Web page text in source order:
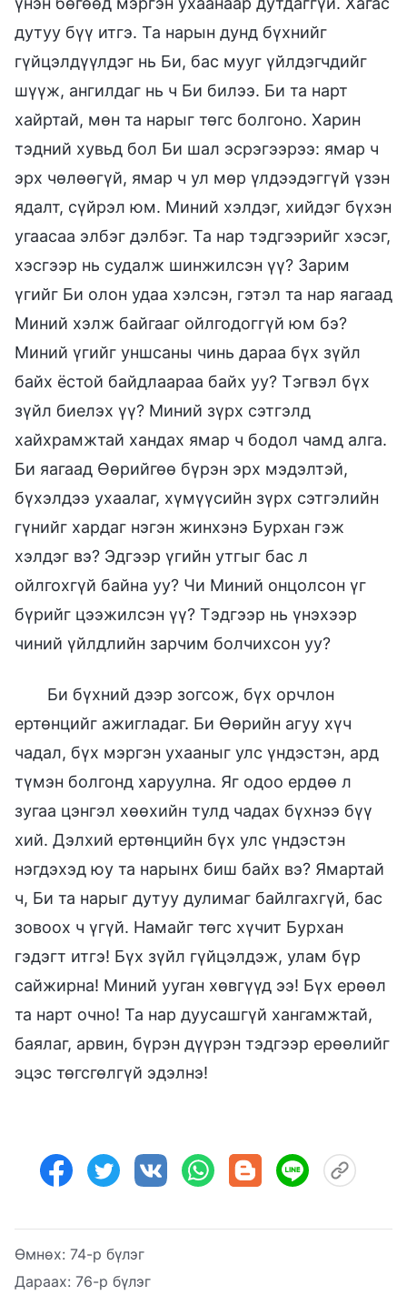
дутуу бүү итгэ. Та нарын дунд бүхнийг
гүйцэлдүүлдэг нь Би, бас мууг үйлдэгчдийг
шүүж, ангилдаг нь ч Би билээ. Би та нарт
хайртай, мөн та нарыг төгс болгоно. Харин
тэдний хувьд бол Би шал эсрэгээрээ: ямар ч
эрх чөлөөгүй, ямар ч ул мөр үлдээдэггүй үзэн
ядалт, сүйрэл юм. Миний хэлдэг, хийдэг бүхэн
угаасаа элбэг дэлбэг. Та нар тэдгээрийг хэсэг,
хэсгээр нь судалж шинжилсэн үү? Зарим
үгийг Би олон удаа хэлсэн, гэтэл та нар яагаад
Миний хэлж байгааг ойлгодоггүй юм бэ?
Миний үгийг уншсаны чинь дараа бүх зүйл
байх ёстой байдлаараа байх уу? Тэгвэл бүх
зүйл биелэх үү? Миний зүрх сэтгэлд
хайхрамжтай хандах ямар ч бодол чамд алга.
Би яагаад Өөрийгөө бүрэн эрх мэдэлтэй,
бүхэлдээ ухаалаг, хүмүүсийн зүрх сэтгэлийн
гүнийг хардаг нэгэн жинхэнэ Бурхан гэж
хэлдэг вэ? Эдгээр үгийн утгыг бас л
ойлгохгүй байна уу? Чи Миний онцолсон үг
бүрийг цээжилсэн үү? Тэдгээр нь үнэхээр
чиний үйлдлийн зарчим болчихсон уу?
Би бүхний дээр зогсож, бүх орчлон
ертөнцийг ажигладаг. Би Өөрийн агуу хүч
чадал, бүх мэргэн ухааныг улс үндэстэн, ард
түмэн болгонд харуулна. Яг одоо ердөө л
зугаа цэнгэл хөөхийн тулд чадах бүхнээ бүү
хий. Дэлхий ертөнцийн бүх улс үндэстэн
нэгдэхэд юу та нарынх биш байх вэ? Ямартай
ч, Би та нарыг дутуу дулимаг байлгахгүй, бас
зовоох ч үгүй. Намайг төгс хүчит Бурхан
гэдэгт итгэ! Бүх зүйл гүйцэлдэж, улам бүр
сайжирна! Миний ууган хөвгүүд ээ! Бүх ерөөл
та нарт очно! Та нар дуусашгүй хангамжтай,
баялаг, арвин, бүрэн дүүрэн тэдгээр ерөөлийг
эцэс төгсгөлгүй эдэлнэ!
Өмнөх: 74-р бүлэг
Дараах: 76-р бүлэг